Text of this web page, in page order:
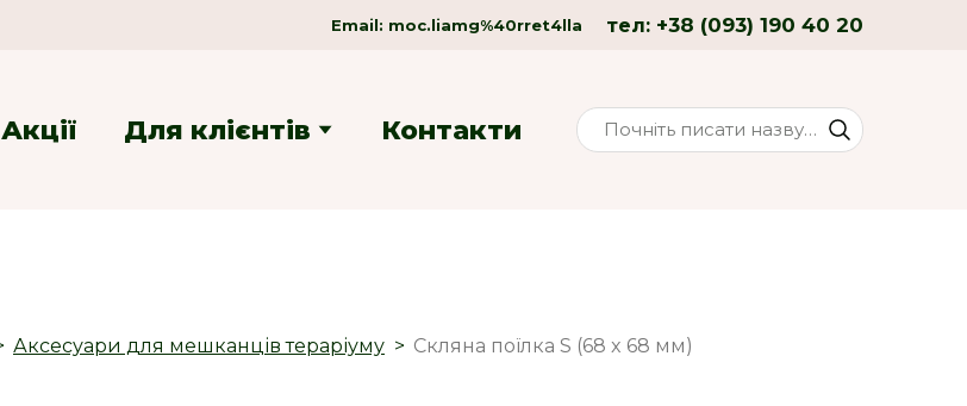
Email: moc.liamg%40rret4lla тел: +38 (093) 190 40 20
Акції Для клієнтів Контакти
Аксесуари для мешканців тераріуму Скляна поїлка S (68 x 68 мм)